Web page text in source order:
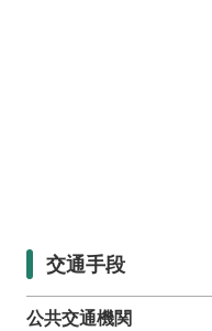
交通手段
公共交通機関